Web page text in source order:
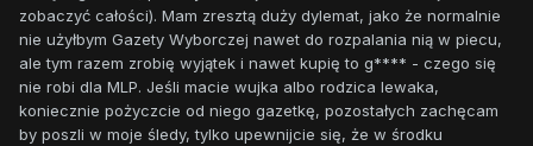
zobaczyć całości). Mam zresztą duży dylemat, jako że normalnie
nie użyłbym Gazety Wyborczej nawet do rozpalania nią w piecu,
ale tym razem zrobię wyjątek i nawet kupię to g**** - czego się
nie robi dla MLP. Jeśli macie wujka albo rodzica lewaka,
koniecznie pożyczcie od niego gazetkę, pozostałych zachęcam
by poszli w moje śledy, tylko upewnijcie się, że w środku